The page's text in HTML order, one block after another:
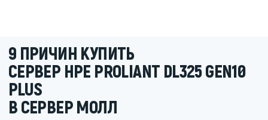
9 ПРИЧИН КУПИТЬ
СЕРВЕР HPE PROLIANT DL325 GEN10
PLUS
В СЕРВЕР МОЛЛ